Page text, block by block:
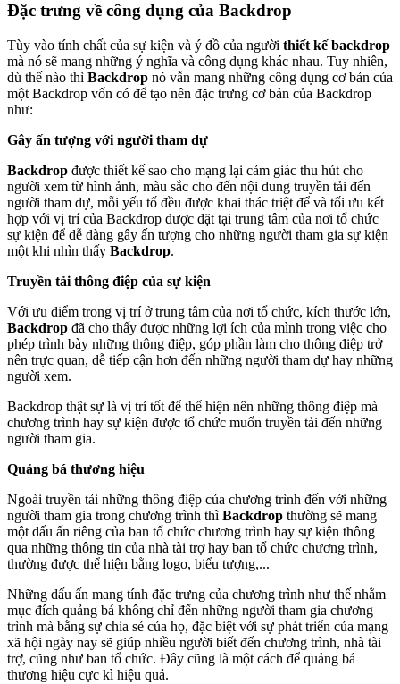
Đặc trưng về công dụng của Backdrop
Tùy vào tính chất của sự kiện và ý đồ của người thiết kế backdrop
mà nó sẽ mang những ý nghĩa và công dụng khác nhau. Tuy nhiên,
dù thế nào thì Backdrop nó vẫn mang những công dụng cơ bản của
một Backdrop vốn có để tạo nên đặc trưng cơ bản của Backdrop
như:
Gây ấn tượng với người tham dự
Backdrop được thiết kế sao cho mạng lại cảm giác thu hút cho
người xem từ hình ảnh, màu sắc cho đến nội dung truyền tải đến
người tham dự, mỗi yếu tố đều được khai thác triệt để và tối ưu kết
hợp với vị trí của Backdrop được đặt tại trung tâm của nơi tổ chức
sự kiện để dễ dàng gây ấn tượng cho những người tham gia sự kiện
một khi nhìn thấy Backdrop.
Truyền tải thông điệp của sự kiện
Với ưu điểm trong vị trí ở trung tâm của nơi tổ chức, kích thước lớn,
Backdrop đã cho thấy được những lợi ích của mình trong việc cho
phép trình bày những thông điệp, góp phần làm cho thông điệp trở
nên trực quan, dễ tiếp cận hơn đến những người tham dự hay những
người xem.
Backdrop thật sự là vị trí tốt để thể hiện nên những thông điệp mà
chương trình hay sự kiện được tổ chức muốn truyền tải đến những
người tham gia.
Quảng bá thương hiệu
Ngoài truyền tải những thông điệp của chương trình đến với những
người tham gia trong chương trình thì Backdrop thường sẽ mang
một dấu ấn riêng của ban tổ chức chương trình hay sự kiện thông
qua những thông tin của nhà tài trợ hay ban tổ chức chương trình,
thường được thể hiện bằng logo, biểu tượng,...
Những dấu ấn mang tính đặc trưng của chương trình như thế nhằm
mục đích quảng bá không chỉ đến những người tham gia chương
trình mà bằng sự chia sẻ của họ, đặc biệt với sự phát triển của mạng
xã hội ngày nay sẽ giúp nhiều người biết đến chương trình, nhà tài
trợ, cũng như ban tổ chức. Đây cũng là một cách để quảng bá
thương hiệu cực kì hiệu quả.